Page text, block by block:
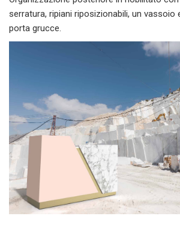
serratura, ripiani riposizionabili, un vassoio
porta grucce.